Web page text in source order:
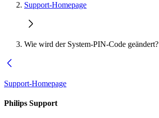
Support-Homepage
Wie wird der System-PIN-Code geändert?
Support-Homepage
Philips Support